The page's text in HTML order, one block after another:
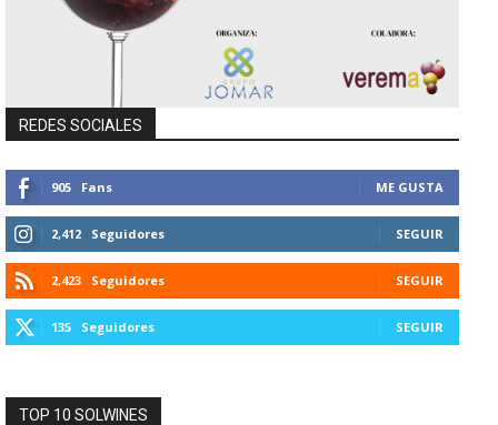
REDES SOCIALES
905 Fans ME GUSTA
2,412 Seguidores SEGUIR
2,423 Seguidores SEGUIR
135 Seguidores SEGUIR
TOP 10 SOLWINES